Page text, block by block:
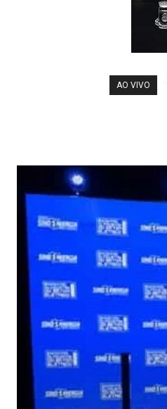
AO VIVO